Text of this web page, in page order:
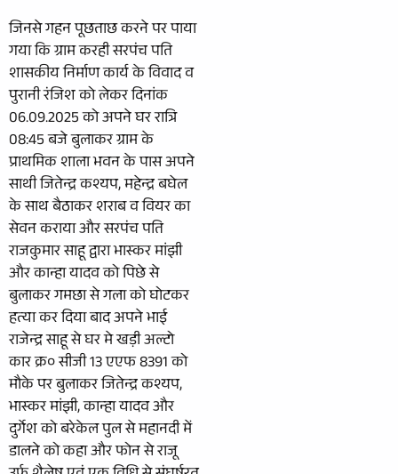
जिनसे गहन पूछताछ करने पर पाया
गया कि ग्राम करही सरपंच पति
शासकीय निर्माण कार्य के विवाद व
पुरानी रंजिश को लेकर दिनांक
06.09.2025 को अपने घर रात्रि
08:45 बजे बुलाकर ग्राम के
प्राथमिक शाला भवन के पास अपने
साथी जितेन्द्र कश्यप, महेन्द्र बघेल
के साथ बैठाकर शराब व वियर का
सेवन कराया और सरपंच पति
राजकुमार साहू द्वारा भास्कर मांझी
और कान्हा यादव को पिछे से
बुलाकर गमछा से गला को घोटकर
हत्या कर दिया बाद अपने भाई
राजेन्द्र साहू से घर मे खड़ी अल्टो
कार क्र० सीजी 13 एएफ 8391 को
मौके पर बुलाकर जितेन्द्र कश्यप,
भास्कर मांझी, कान्हा यादव और
दुर्गेश को बरेकेल पुल से महानदी में
डालने को कहा और फोन से राजू